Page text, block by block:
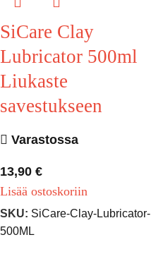
SiCare Clay
Lubricator 500ml
Liukaste
savestukseen
Varastossa
13,90 €
Lisää ostoskoriin
SKU: SiCare-Clay-Lubricator-
500ML